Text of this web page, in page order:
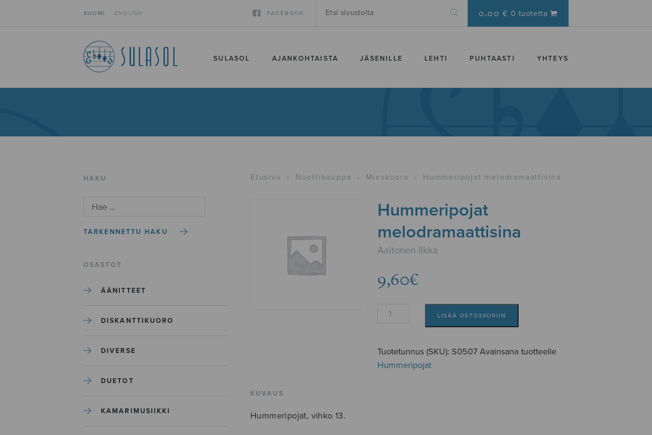
SUOMI ENGLISH FACEBOOK 0.00 € 0 tuotetta
SULASOL AJANKOHTAISTA JÄSENILLE LEHTI PUHTAASTI YHTEYS
HAKU
TARKENNETTU HAKU
OSASTOT
ÄÄNITTEET
DISKANTTIKUORO
DIVERSE
DUETOT
KAMARIMUSIIKKI
Etusivu › Nuottikauppa › Mieskuoro › Hummeripojat melodramaattisina
Hummeripojat
melodramaattisina
Aaltonen Ilkka
9,60€
Hummeripojat
melodramaattisina
LISÄÄ OSTOSKORIIN
Tuotetunnus (SKU): S0507 Avainsana tuotteelle
Hummeripojat
KUVAUS
Hummeripojat, vihko 13.